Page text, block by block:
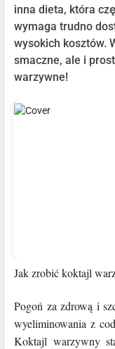
inna dieta, która
wymaga trudno
wysokich kosztów.
smaczne, ale i
warzywne!
Jak zrobić koktajl
Pogoń za zdrową i
wyeliminowania z
Koktajl warzywny